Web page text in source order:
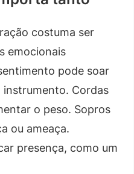
costuma ser
emocionais
pode soar
Cordas
o peso. Sopros
ou ameaça.
presença, como um